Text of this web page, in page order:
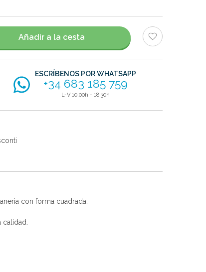
Añadir a la cesta
ESCRÍBENOS POR WHATSAPP
+34 683 185 759
L-V 10:00h - 18:30h
con forma cuadrada.
calidad.